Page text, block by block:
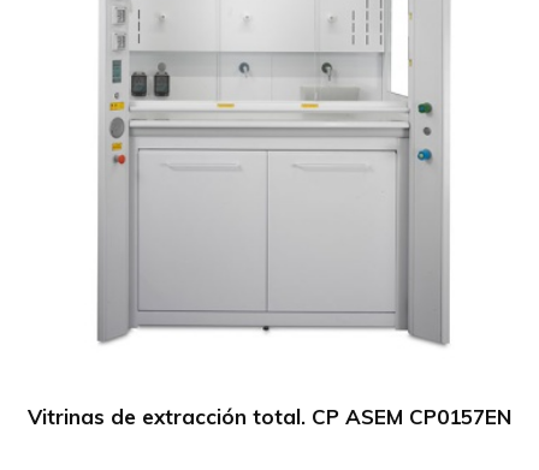
Vitrinas de extracción total. CP ASEM CP0157EN